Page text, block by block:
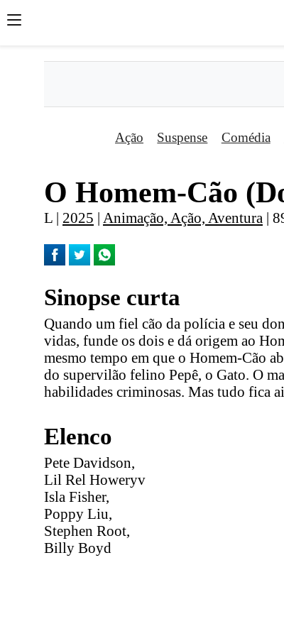
Ação Suspense Comédia
O Homem-Cão
L | 2025 | Animação, Ação, Aventura |
Sinopse curta
Quando um fiel cão da polícia e seu
vidas, funde os dois e dá origem ao
mesmo tempo em que o Homem-Cão
do supervilão felino Pepê, o Gato. O
habilidades criminosas. Mas tudo fica
Elenco
Pete Davidson,
Lil Rel Howeryv
Isla Fisher,
Poppy Liu,
Stephen Root,
Billy Boyd